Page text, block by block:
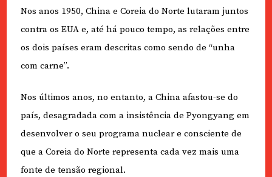
Nos anos 1950, China e Coreia do Norte lutaram juntos
contra os EUA e, até há pouco tempo, as relações entre
os dois países eram descritas como sendo de “unha
com carne”.
Nos últimos anos, no entanto, a China afastou-se do
país, desagradada com a insistência de Pyongyang em
desenvolver o seu programa nuclear e consciente de
que a Coreia do Norte representa cada vez mais uma
fonte de tensão regional.